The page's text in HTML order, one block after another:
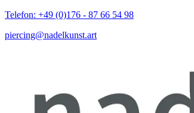
Telefon: +49 (0)176 - 87 66 54 98
piercing@nadelkunst.art